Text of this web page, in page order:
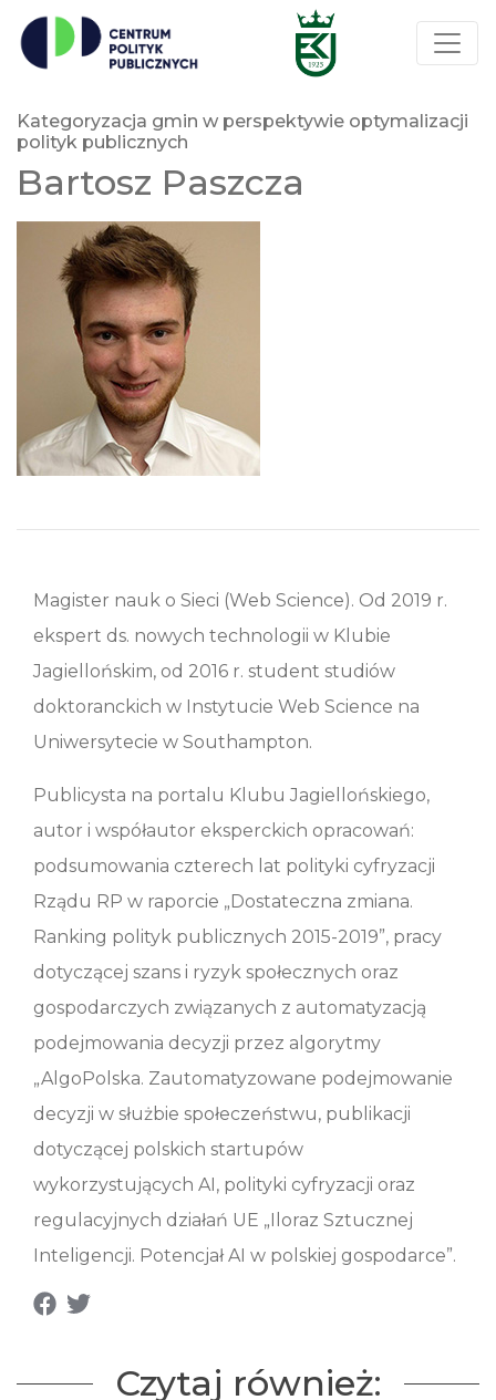
Kategoryzacja gmin w perspektywie optymalizacji
polityk publicznych
Bartosz Paszcza
Magister nauk o Sieci (Web Science). Od 2019 r.
ekspert ds. nowych technologii w Klubie
Jagiellońskim, od 2016 r. student studiów
doktoranckich w Instytucie Web Science na
Uniwersytecie w Southampton.
Publicysta na portalu Klubu Jagiellońskiego,
autor i współautor eksperckich opracowań:
podsumowania czterech lat polityki cyfryzacji
Rządu RP w raporcie „Dostateczna zmiana.
Ranking polityk publicznych 2015-2019”, pracy
dotyczącej szans i ryzyk społecznych oraz
gospodarczych związanych z automatyzacją
podejmowania decyzji przez algorytmy
„AlgoPolska. Zautomatyzowane podejmowanie
decyzji w służbie społeczeństwu, publikacji
dotyczącej polskich startupów
wykorzystujących AI, polityki cyfryzacji oraz
regulacyjnych działań UE „Iloraz Sztucznej
Inteligencji. Potencjał AI w polskiej gospodarce”.
Czytaj również: